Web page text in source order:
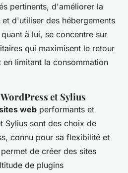
pertinents, d'améliorer la
d'utiliser des hébergements
à lui, se concentre sur
qui maximisent le retour
en limitant la consommation
et Sylius
web performants et
Sylius sont des choix de
connu pour sa flexibilité et
de créer des sites
de plugins